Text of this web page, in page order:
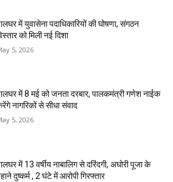
में युवासेना पदाधिकारियों की घोषणा, संगठन
को मिली नई दिशा
5, 2026
में 8 मई को जनता दरबार, पालकमंत्री गणेश नाईक
नागरिकों से सीधा संवाद
5, 2026
में 13 वर्षीय नाबालिग से दरिंदगी, अघोरी पूजा के
दुष्कर्म , 2 घंटे में आरोपी गिरफ्तार